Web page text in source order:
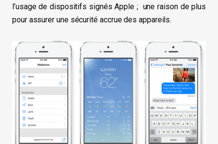
l’usage de dispositifs signés Apple ; une raison de plus
pour assurer une sécurité accrue des appareils.